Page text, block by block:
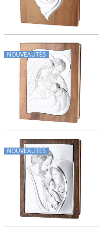
NOUVEAUTÉS
NOUVEAUTÉS